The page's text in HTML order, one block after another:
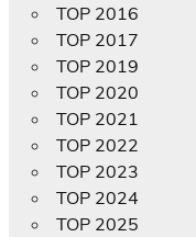
TOP 2016
TOP 2017
TOP 2019
TOP 2020
TOP 2021
TOP 2022
TOP 2023
TOP 2024
TOP 2025